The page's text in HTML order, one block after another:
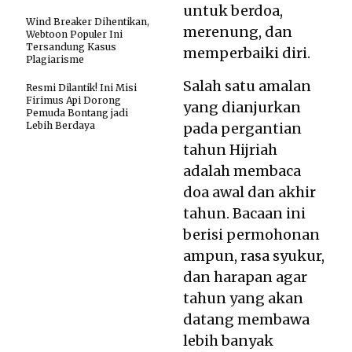
untuk berdoa,
merenung, dan
memperbaiki diri.
Salah satu amalan
yang dianjurkan
pada pergantian
tahun Hijriah
adalah membaca
doa awal dan akhir
tahun. Bacaan ini
berisi permohonan
ampun, rasa syukur,
dan harapan agar
tahun yang akan
datang membawa
lebih banyak
Wind Breaker Dihentikan,
Webtoon Populer Ini
Tersandung Kasus
Plagiarisme
Resmi Dilantik! Ini Misi
Firimus Api Dorong
Pemuda Bontang jadi
Lebih Berdaya